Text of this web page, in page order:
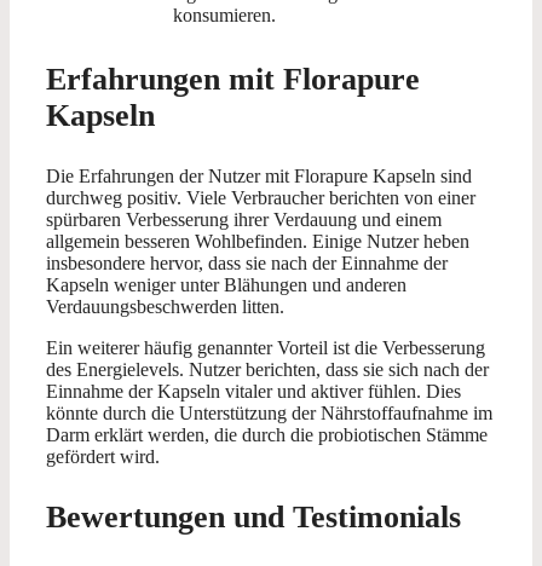
konsumieren.
Erfahrungen mit Florapure
Kapseln
Die Erfahrungen der Nutzer mit Florapure Kapseln sind
durchweg positiv. Viele Verbraucher berichten von einer
spürbaren Verbesserung ihrer Verdauung und einem
allgemein besseren Wohlbefinden. Einige Nutzer heben
insbesondere hervor, dass sie nach der Einnahme der
Kapseln weniger unter Blähungen und anderen
Verdauungsbeschwerden litten.
Ein weiterer häufig genannter Vorteil ist die Verbesserung
des Energielevels. Nutzer berichten, dass sie sich nach der
Einnahme der Kapseln vitaler und aktiver fühlen. Dies
könnte durch die Unterstützung der Nährstoffaufnahme im
Darm erklärt werden, die durch die probiotischen Stämme
gefördert wird.
Bewertungen und Testimonials